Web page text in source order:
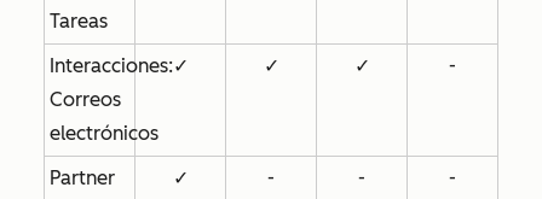
Tareas
Interacciones:
Correos
electrónicos
✓ ✓ ✓ -
Partner
✓ - - -